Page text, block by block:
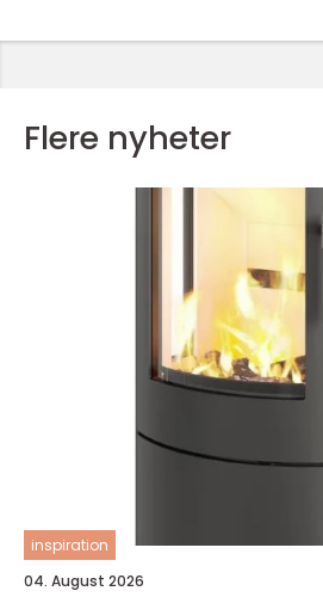
Flere nyheter
inspiration
04. August 2026